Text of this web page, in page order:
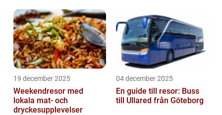
19 december 2025
Weekendresor med
lokala mat- och
dryckesupplevelser
04 december 2025
En guide till resor: Buss
till Ullared från Göteborg